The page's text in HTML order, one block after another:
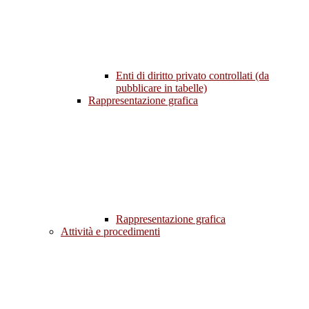
Enti di diritto privato controllati (da
pubblicare in tabelle)
Rappresentazione grafica
Rappresentazione grafica
Attività e procedimenti